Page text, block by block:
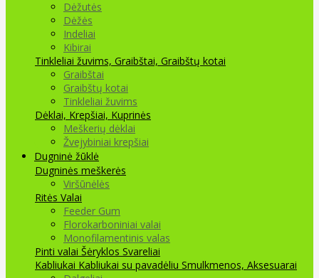
Dėžutės
Dėžės
Indeliai
Kibirai
Tinkleliai žuvims, Graibštai, Graibštų kotai
Graibštai
Graibštų kotai
Tinkleliai žuvims
Dėklai, Krepšiai, Kuprinės
Meškerių dėklai
Žvejybiniai krepšiai
Dugninė žūklė
Dugninės meškerės
Viršūnėlės
Ritės Valai
Feeder Gum
Florokarboniniai valai
Monofilamentinis valas
Pinti valai Šėryklos Svareliai
Kabliukai Kabliukai su pavadėliu Smulkmenos, Aksesuarai